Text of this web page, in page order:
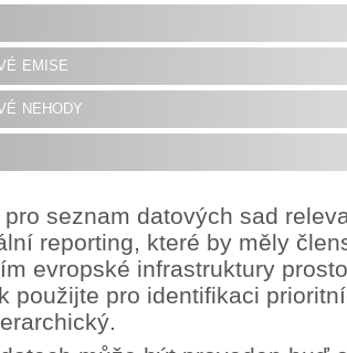
emise
nehody
pro seznam datových sad
reporting, které by měly
evropské infrastruktury
použijte pro identifikaci